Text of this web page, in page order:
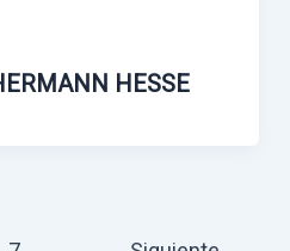
HESSE